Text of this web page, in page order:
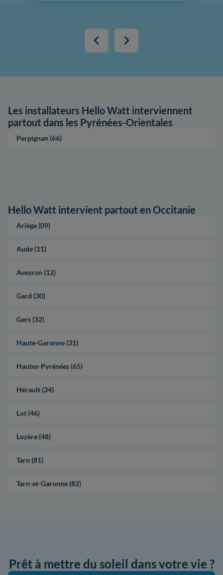
Les installateurs Hello Watt interviennent
partout dans les Pyrénées-Orientales
Perpignan (66)
Hello Watt intervient partout en Occitanie
Ariège (09)
Aude (11)
Aveyron (12)
Gard (30)
Gers (32)
Haute-Garonne (31)
Hautes-Pyrénées (65)
Hérault (34)
Lot (46)
Lozère (48)
Tarn (81)
Tarn-et-Garonne (82)
Prêt à mettre du soleil dans votre vie ?